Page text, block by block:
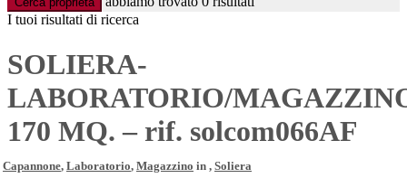
I tuoi risultati di ricerca
SOLIERA-
LABORATORIO/
170 MQ. – rif. solcom066AF
Capannone, Laboratorio, Magazzino in , Soliera